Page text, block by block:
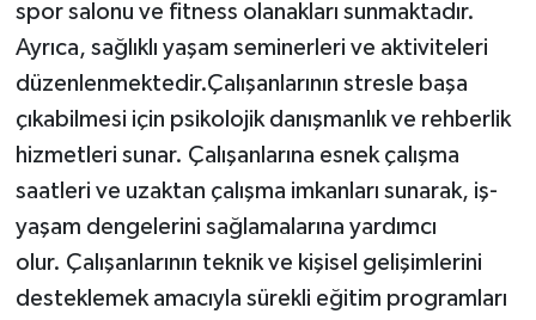
spor salonu ve fitness olanakları sunmaktadır.
Ayrıca, sağlıklı yaşam seminerleri ve aktiviteleri
düzenlenmektedir.Çalışanlarının stresle başa
çıkabilmesi için psikolojik danışmanlık ve rehberlik
hizmetleri sunar. Çalışanlarına esnek çalışma
saatleri ve uzaktan çalışma imkanları sunarak, iş-
yaşam dengelerini sağlamalarına yardımcı
olur. Çalışanlarının teknik ve kişisel gelişimlerini
desteklemek amacıyla sürekli eğitim programları